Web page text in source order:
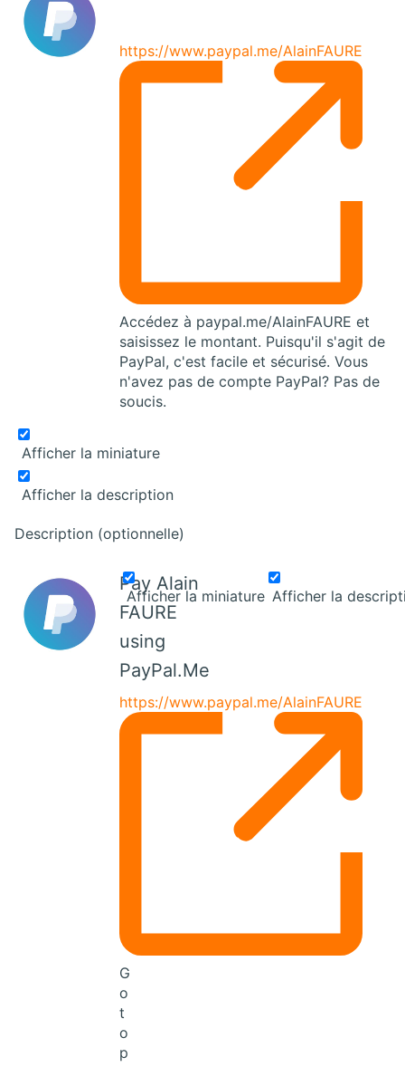
https://www.paypal.me/AlainFAURE
Accédez à paypal.me/AlainFAURE et
saisissez le montant. Puisqu'il s'agit de
PayPal, c'est facile et sécurisé. Vous
n'avez pas de compte PayPal? Pas de
soucis.
Afficher la miniature
Afficher la description
Description (optionnelle)
Pay Alain
FAURE
using
PayPal.Me
https://www.paypal.me/AlainFAURE
G
o
t
o
p
Afficher la miniature Afficher la